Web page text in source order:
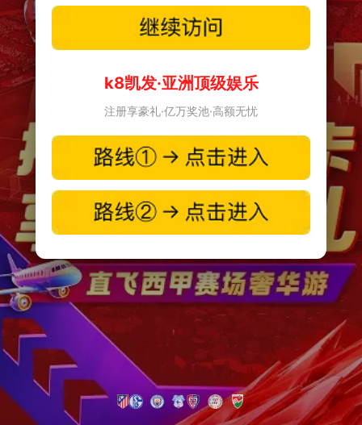
k8凯发·亚洲顶级娱乐
注册享豪礼·亿万奖池·高额无忧